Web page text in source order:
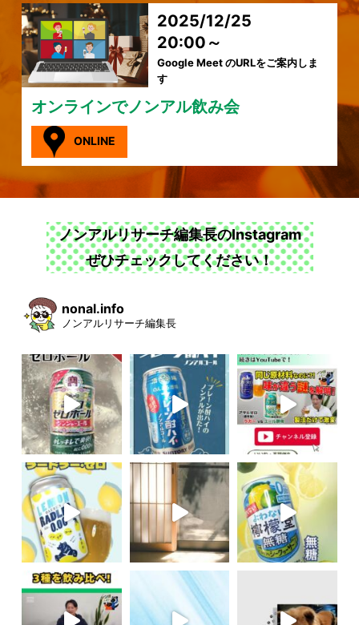
2025/12/25
20:00～
Google Meet のURLをご案内しま
す
オンラインでノンアル飲み会
ONLINE
ノンアルリサーチ編集長のInstagram
ぜひチェックしてください！
nonal.info
ノンアルリサーチ編集長